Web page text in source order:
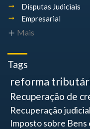
Disputas Judiciais
Empresarial
Mais
Tags
reforma
Recuperação de
Recuperação judicial
Imposto sobre Bens